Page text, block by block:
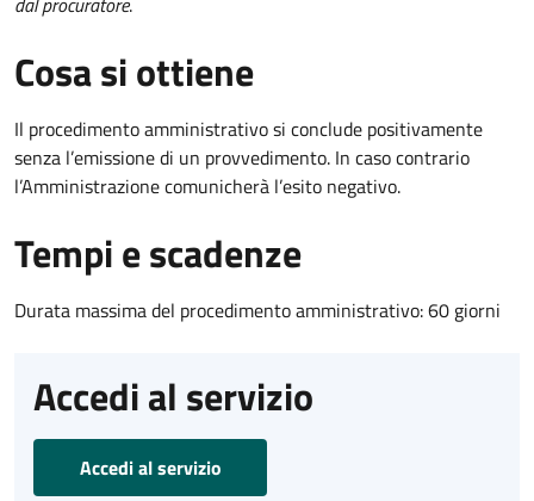
Cosa si ottiene
Il procedimento amministrativo si conclude positivamente
senza l’emissione di un provvedimento. In caso contrario
l’Amministrazione comunicherà l’esito negativo.
Tempi e scadenze
Durata massima del procedimento amministrativo: 60 giorni
Accedi al servizio
Accedi al servizio